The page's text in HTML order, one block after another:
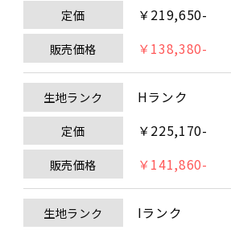
定価 ￥219,650-
販売価格 ￥138,380-
生地ランク Hランク
定価 ￥225,170-
販売価格 ￥141,860-
生地ランク Iランク